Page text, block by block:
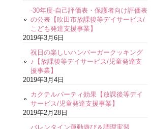
-30年度-自己評価表・保護者向け評価表
の公表【吹田市放課後等デイサービス/
こども発達支援事業】
2019年3月6日
祝日の楽しいハンバーガークッキング
♪【放課後等デイサービス/児童発達支
援事業】
2019年3月4日
カクテルパーティ効果【放課後等デイ
サービス/児童発達支援事業】
2019年2月28日
バレンタイン運動遊び＆調理実習